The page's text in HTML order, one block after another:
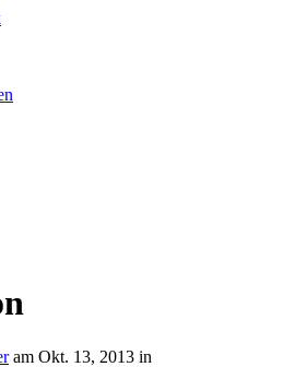
am Okt. 13, 2013 in